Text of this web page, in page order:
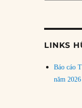
LINKS
Báo cáo
năm 2026